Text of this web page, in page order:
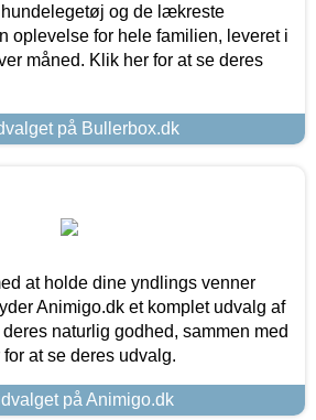
hundelegetøj og de lækreste
oplevelse for hele familien, leveret i
måned. Klik her for at se deres
på Bullerbox.dk
at holde dine yndlings venner
Animigo.dk et komplet udvalg af
naturlig godhed, sammen med
at se deres udvalg.
på Animigo.dk